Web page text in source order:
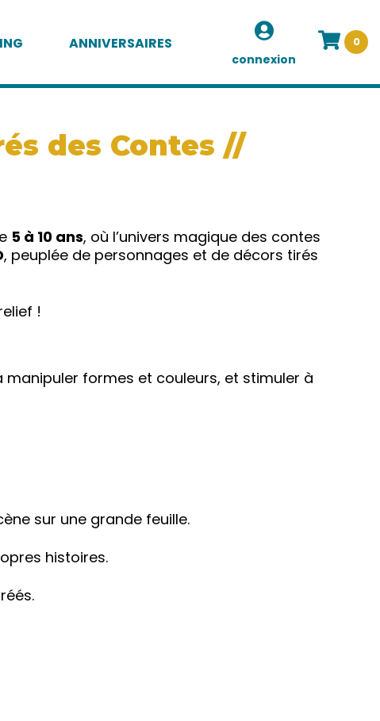
ANNIVERSAIRES
connexion
0
des Contes //
5 à 10 ans, où l’univers magique des contes
, peuplée de personnages et de décors tirés
!
manipuler formes et couleurs, et stimuler à
sur une grande feuille.
histoires.